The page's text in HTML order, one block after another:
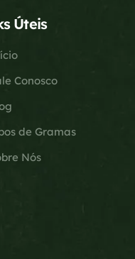
Úteis
Conosco
de Gramas
Nós